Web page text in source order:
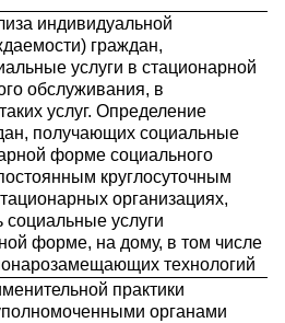
индивидуальной
граждан,
услуги в стационарной
обслуживания, в
услуг. Определение
получающих социальные
форме социального
круглосуточным
организациях,
социальные услуги
форме, на дому, в том числе
технологий
практики
органами